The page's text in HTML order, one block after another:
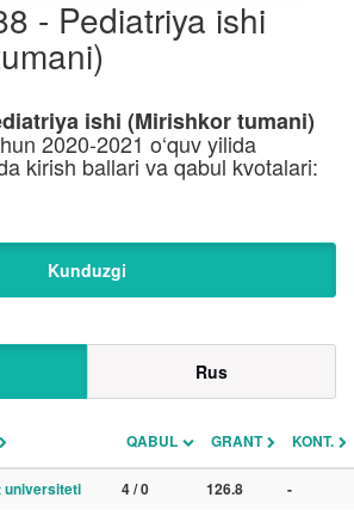
- Pediatriya ishi
ishi (Mirishkor tumani)
2020-2021 o‘quv yilida
kirish ballari va qabul kvotalari:
Kunduzgi
Rus
QABUL GRANT KONT.
universiteti 4 / 0 126.8 -